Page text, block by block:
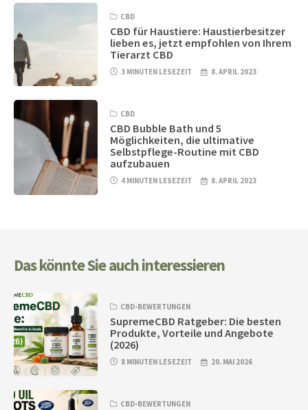
CBD
CBD für Haustiere: Haustierbesitzer
lieben es, jetzt empfohlen von Ihrem
Tierarzt CBD
3 MINUTEN LESEZEIT 8. APRIL 2023
CBD
CBD Bubble Bath und 5
Möglichkeiten, die ultimative
Selbstpflege-Routine mit CBD
aufzubauen
4 MINUTEN LESEZEIT 8. APRIL 2023
Das könnte Sie auch interessieren
CBD-BEWERTUNGEN
SupremeCBD Ratgeber: Die besten
Produkte, Vorteile und Angebote
(2026)
8 MINUTEN LESEZEIT 20. MAI 2026
CBD-BEWERTUNGEN